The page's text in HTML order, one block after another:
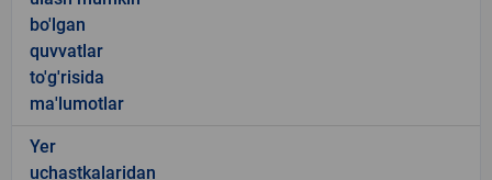
bo'lgan
quvvatlar
to'g'risida
ma'lumotlar
Yer
uchastkalaridan